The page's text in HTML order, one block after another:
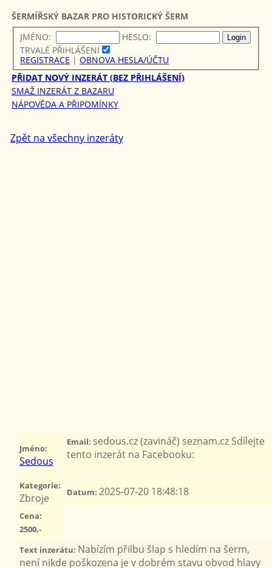
ŠERMÍŘSKÝ BAZAR PRO HISTORICKÝ ŠERM
JMÉNO:
HESLO:
TRVALÉ PŘIHLÁŠENÍ
REGISTRACE |OBNOVA HESLA/ÚČTU
PŘIDAT NOVÝ INZERÁT (BEZ PŘIHLÁŠENÍ)
SMAŽ INZERÁT Z BAZARU
NÁPOVĚDA A PŘIPOMÍNKY
Zpět na všechny inzeráty
Jméno:
Sedous
Email: sedous.cz (zavináč) seznam.cz Sdílejte
tento inzerát na Facebooku:
Kategorie:
Zbroje Datum: 2025-07-20 18:48:18
Cena:
2500,-
Text inzerátu: Nabízím přilbu šlap s hledím na šerm,
není nikde poškozena je v dobrém stavu obvod hlavy